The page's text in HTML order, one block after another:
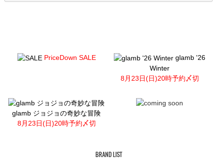
PriceDown SALE
glamb '26
Winter
8月23日(日)20時予約〆切
glamb ジョジョの奇妙な冒険
8月23日(日)20時予約〆切
BRAND LIST